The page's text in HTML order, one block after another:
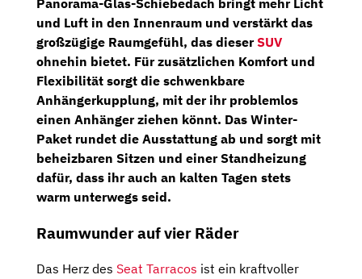
und Luft in den Innenraum und verstärkt das
großzügige Raumgefühl, das dieserSUV
ohnehin bietet. Für zusätzlichen Komfort und
Flexibilität sorgt die schwenkbare
Anhängerkupplung, mit der ihr problemlos
einen Anhänger ziehen könnt. Das Winter-
Paket rundet die Ausstattung ab und sorgt mit
beheizbaren Sitzen und einer Standheizung
dafür, dass ihr auch an kalten Tagen stets
warm unterwegs seid.
Raumwunder auf vier Räder
Das Herz des Seat Tarracos ist ein kraftvoller